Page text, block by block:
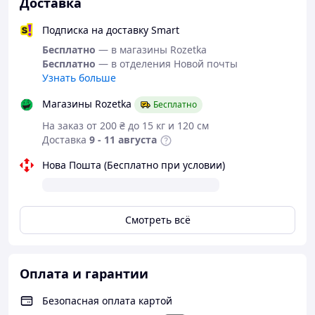
Профилактика старения— поддерживает
энергию.
Удобная форма выпуска— 60 капсул в
герметичной упаковке для полного курса.
О бренде TIENS
25 лет специализирующаяся на создании продукции
для здоровья, красоты и долголетия. Компания
сочетает традиционную восточную фитотерапию с
современными биотехнологиями, чтобы обеспечить
сертифицирована по международным
стандартамGMPиISO, проходит многоуровневый
странах мира. Миссия бренда — помогать людям вести
активную, гармоничную и здоровую жизнь, используя
силу природы и научные инновации.
Подписка на доставку Smart
Бесплатно — в магазины Rozetka
Бесплатно — в отделения Новой почты
Узнать больше
Магазины Rozetka
Бесплатно
На заказ от 200 ₴ до 15 кг и 120 см
Доставка 9 - 11 августа
Нова Пошта (Бесплатно при условии)
Смотреть всё
Оплата и гарантии
Безопасная оплата картой